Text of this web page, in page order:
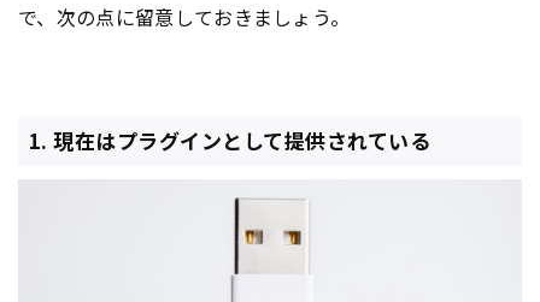
で、次の点に留意しておきましょう。
1. 現在はプラグインとして提供されている